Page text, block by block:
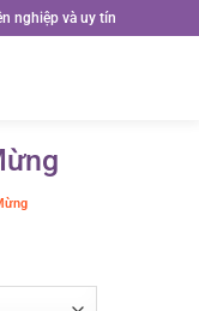
nghiệp và uy tín